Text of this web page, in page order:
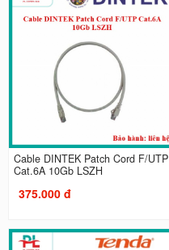
Cable DINTEK Patch Cord F/UTP
Cat.6A 10Gb LSZH
375.000 đ